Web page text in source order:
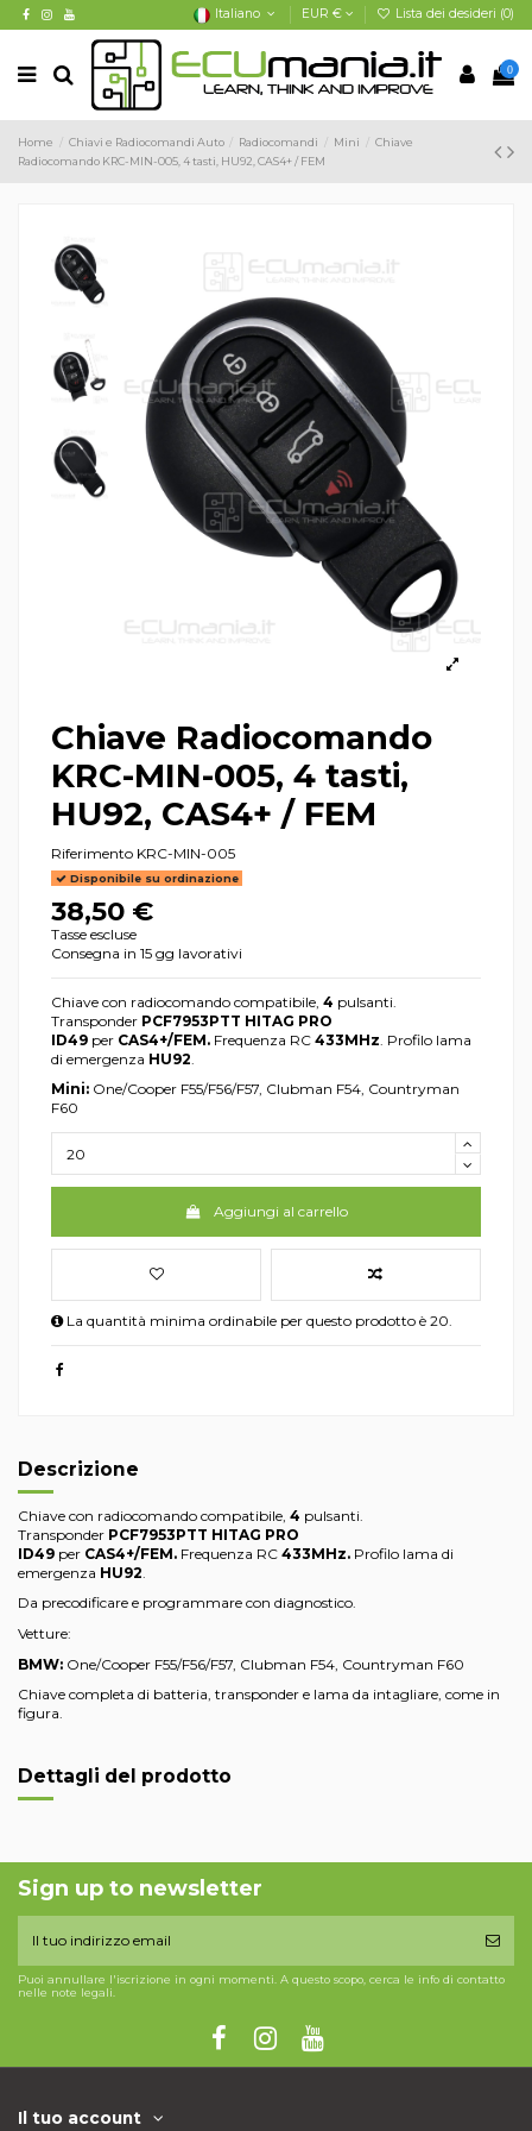
Italiano EUR € Lista dei desideri (0)
0
Home Chiavi e Radiocomandi Auto Radiocomandi Mini
Chiave
Radiocomando KRC-MIN-005, 4 tasti, HU92, CAS4+ / FEM
Chiave Radiocomando
KRC-MIN-005, 4 tasti,
HU92, CAS4+ / FEM
Riferimento KRC-MIN-005
Disponibile su ordinazione
38,50 €
Tasse escluse
Consegna in 15 gg lavorativi
Chiave con radiocomando compatibile, 4 pulsanti.
Transponder PCF7953PTT HITAG PRO
ID49 per CAS4+/FEM. Frequenza RC 433MHz . Profilo lama
di emergenza HU92
Mini: One/Cooper F55/F56/F57, Clubman F54, Countryman
F60
Aggiungi al carrello
La quantità minima ordinabile per questo prodotto è 20.
Descrizione
Chiave con radiocomando compatibile, 4 pulsanti.
Transponder PCF7953PTT HITAG PRO
ID49 per CAS4+/FEM. Frequenza RC 433MHz. Profilo lama di
emergenza HU92
Da precodificare e programmare con diagnostico.
Vetture:
BMW: One/Cooper F55/F56/F57, Clubman F54, Countryman F60
Chiave completa di batteria, transponder e lama da intagliare, come in
figura.
Dettagli del prodotto
Sign up to newsletter
Puoi annullare l'iscrizione in ogni momenti. A questo scopo, cerca le info di contatto
nelle note legali.
Il tuo account